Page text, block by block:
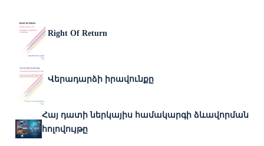
Right Of Return
Վերադարձի իրավունքը
Հայ դատի ներկայիս համակարգի ձևավորման
հոլովույթը